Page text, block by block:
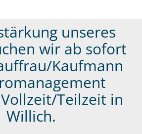
unseres
wir ab sofort
Kaufmann
Teilzeit in
Willich.